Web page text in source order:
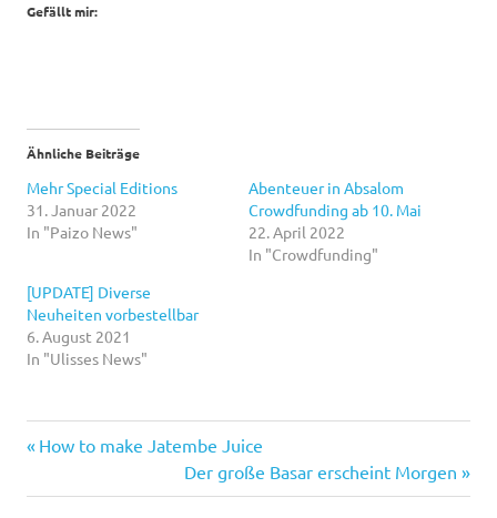
Gefällt mir:
Ähnliche Beiträge
Mehr Special Editions
31. Januar 2022
In "Paizo News"
Abenteuer in Absalom
Crowdfunding ab 10. Mai
22. April 2022
In "Crowdfunding"
[UPDATE] Diverse
Neuheiten vorbestellbar
6. August 2021
In "Ulisses News"
Beitragsnavigation
Vorheriger
How to make Jatembe Juice
Nächster
Beitrag:
Der große Basar erscheint Morgen